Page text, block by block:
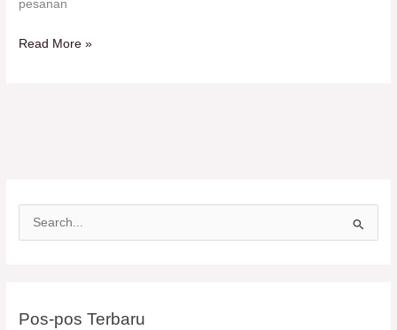
pesanan
Read More »
u
Pos-pos Terbaru